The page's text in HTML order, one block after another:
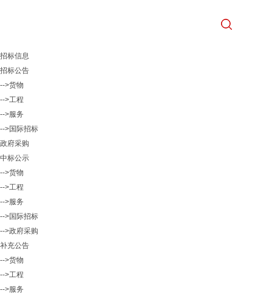
招标信息
招标公告
-->货物
-->工程
-->服务
-->国际招标
政府采购
中标公示
-->货物
-->工程
-->服务
-->国际招标
-->政府采购
补充公告
-->货物
-->工程
-->服务